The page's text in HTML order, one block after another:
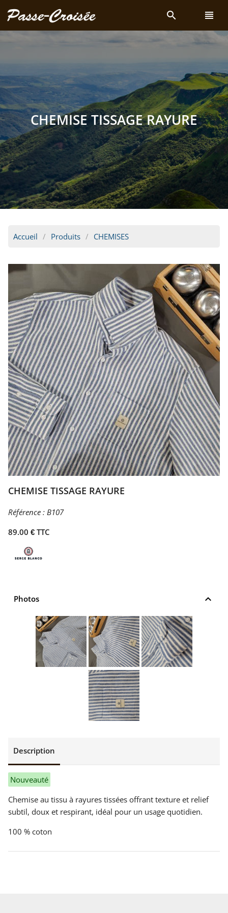
search view_headline
CHEMISE TISSAGE RAYURE
Accueil Produits CHEMISES
CHEMISE TISSAGE RAYURE
Référence : B107
89.00 € TTC
Photos keyboard_arrow_up
Description
Nouveauté
Chemise au tissu à rayures tissées offrant texture et relief
subtil, doux et respirant, idéal pour un usage quotidien.
100 % coton